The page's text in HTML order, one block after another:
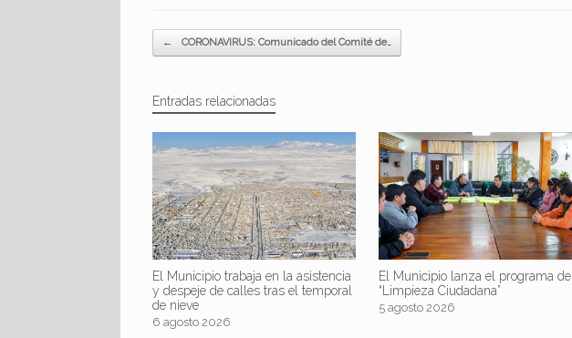
Navegador de artículos
← CORONAVIRUS: Comunicado del Comité de…
Entradas relacionadas
El Municipio trabaja en la asistencia
y despeje de calles tras el temporal
de nieve
6 agosto 2026
El Municipio lanza el programa de
“Limpieza Ciudadana”
5 agosto 2026